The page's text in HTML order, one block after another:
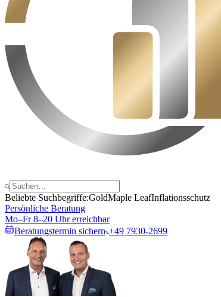
Beliebte Suchbegriffe:GoldMaple LeafInflationsschutz
Persönliche Beratung
Mo–Fr 8–20 Uhr erreichbar
Beratungstermin sichern +49 7930-2699